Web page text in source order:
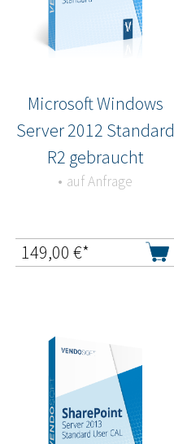
Microsoft Windows
Server 2012 Standard
R2 gebraucht
auf Anfrage
149,00 €*